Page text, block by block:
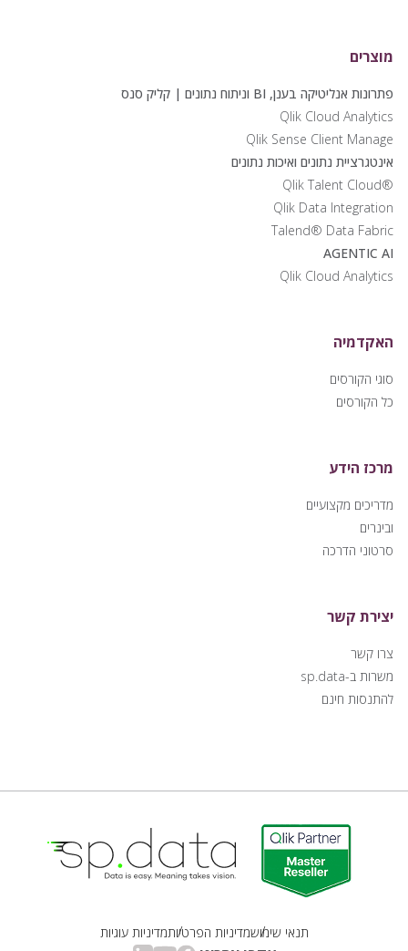
מוצרים
פתרונות אנליטיקה בענן, BI וניתוח נתונים | קליק סנס
Qlik Cloud Analytics
Qlik Sense Client Manage
אינטגרציית נתונים ואיכות נתונים
®Qlik Talent Cloud
Qlik Data Integration
Talend® Data Fabric
AGENTIC AI
Qlik Cloud Analytics
האקדמיה
סוגי הקורסים
כל הקורסים
מרכז הידע
מדריכים מקצועיים
ובינרים
סרטוני הדרכה
יצירת קשר
צרו קשר
משרות ב-sp.data
להתנסות חינם
תנאי שימושמדיניות הפרטיותמדיניות עוגיות